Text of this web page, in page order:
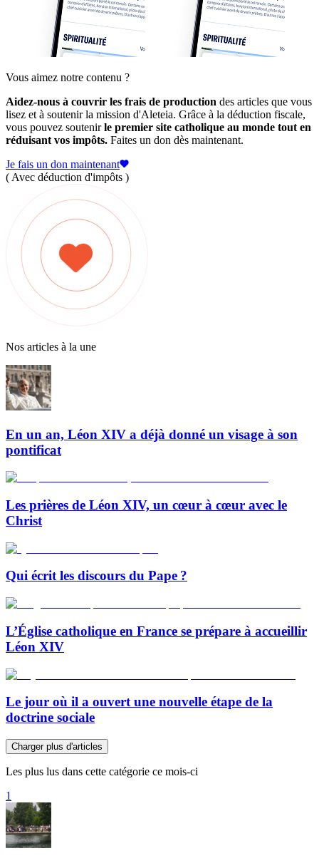
Vous aimez notre contenu ?
Aidez-nous à couvrir les frais de production des articles que vous
lisez et à soutenir la mission d'Aleteia. Grâce à la déduction fiscale,
vous pouvez soutenirle premier site catholique au monde tout en
réduisant vos impôts. Faites un don dès maintenant.
Je fais un don maintenant
( Avec déduction d'impôts )
Nos articles à la une
En un an, Léon XIV a déjà donné un visage à son
pontificat
Les prières de Léon XIV, un cœur à cœur avec le
Christ
Qui écrit les discours du Pape ?
L’Église catholique en France se prépare à accueillir
Léon XIV
Le jour où il a ouvert une nouvelle étape de la
doctrine sociale
Charger plus d'articles
Les plus lus dans cette catégorie ce mois-ci
1